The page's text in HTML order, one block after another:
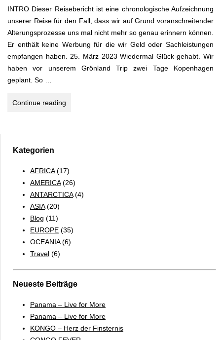
INTRO Dieser Reisebericht ist eine chronologische Aufzeichnung
unserer Reise für den Fall, dass wir auf Grund voranschreitender
Alterungsprozesse uns mal nicht mehr so genau erinnern können.
Er enthält keine Werbung für die wir Geld oder Sachleistungen
empfangen haben. 25. März 2023 Wiedermal Glück gehabt. Wir
haben vor unserem Grönland Trip zwei Tage Kopenhagen
geplant. So …
Continue reading
Kategorien
AFRICA(17)
AMERICA(26)
ANTARCTICA(4)
ASIA(20)
Blog (11)
EUROPE (35)
OCEANIA(6)
Travel (6)
Neueste Beiträge
Panama – Live for More
Panama – Live for More
KONGO – Herz der Finsternis